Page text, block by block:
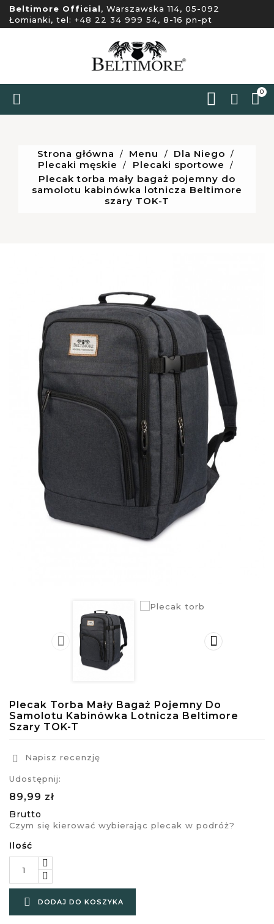
Beltimore Official, Warszawska 114, 05-092
Łomianki, tel: +48 22 34 999 54, 8-16 pn-pt

 0
Strona główna Menu
Dla Niego
Plecaki męskie
Plecaki sportowe
Plecak torba mały bagaż pojemny do
samolotu kabinówka lotnicza Beltimore
szary TOK-T
 
Plecak Torba Mały Bagaż Pojemny Do
Samolotu Kabinówka Lotnicza Beltimore
Szary TOK-T
 Napisz recenzję
Udostępnij:
89,99 zł
Brutto
Czym się kierować wybierając plecak w podróż?
Ilość
 DODAJ DO KOSZYKA